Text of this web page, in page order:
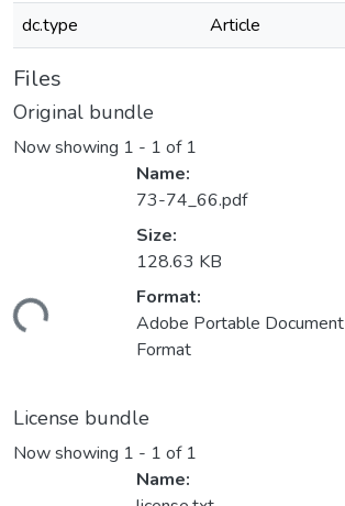
dc.type
Article
Files
Original bundle
Now showing 1 - 1 of 1
Name:
73-74_66.pdf
Size:
128.63 KB
Format:
Adobe Portable Document
Format
License bundle
Now showing 1 - 1 of 1
Name: